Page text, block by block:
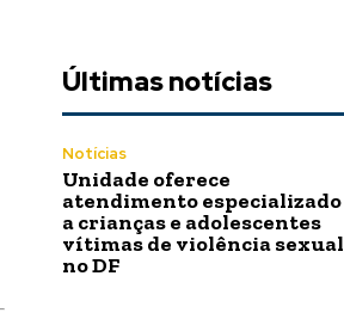
Últimas notícias
Notícias
Unidade oferece
atendimento especializado
a crianças e adolescentes
vítimas de violência sexual
no DF